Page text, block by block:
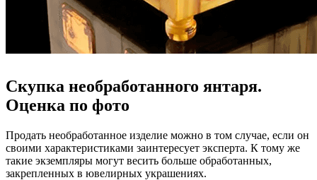
Скупка необработанного янтаря.
Оценка по фото
Продать необработанное изделие можно в том случае, если он
своими характеристиками заинтересует эксперта. К тому же
такие экземпляры могут весить больше обработанных,
закрепленных в ювелирных украшениях.